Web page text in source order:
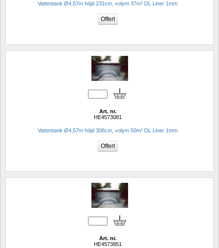
Vattentank Ø4,57m höjd 231cm, volym 37m³ DL Liner 1mm
Art. nr.
HE4573081
Vattentank Ø4,57m höjd 308cm, volym 50m³ DL Liner 1mm
Art. nr.
HE4573851